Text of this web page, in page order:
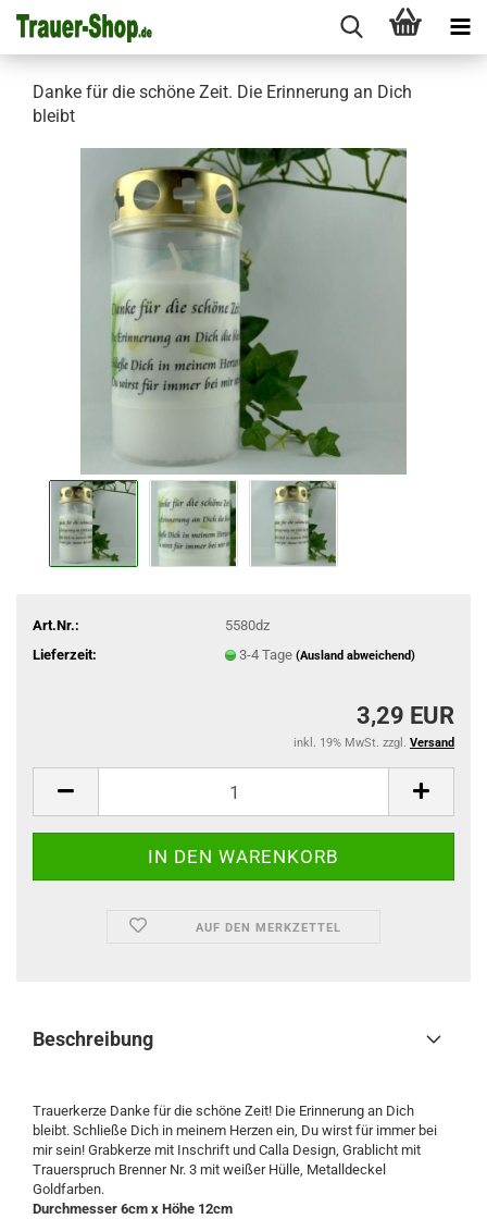
Danke für die schöne Zeit. Die Erinnerung an Dich
bleibt
Art.Nr.:
5580dz
Lieferzeit:
3-4 Tage (Ausland abweichend)
3,29 EUR
inkl. 19% MwSt. zzgl. Versand
AUF DEN MERKZETTEL
Beschreibung
Trauerkerze Danke für die schöne Zeit! Die Erinnerung an Dich
bleibt. Schließe Dich in meinem Herzen ein, Du wirst für immer bei
mir sein! Grabkerze mit Inschrift und Calla Design, Grablicht mit
Trauerspruch Brenner Nr. 3 mit weißer Hülle, Metalldeckel
Goldfarben.
Durchmesser 6cm x Höhe 12cm